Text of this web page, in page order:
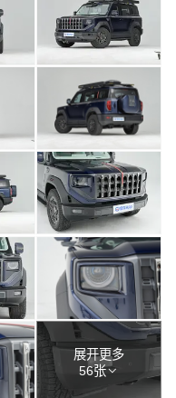
展开更多
56张